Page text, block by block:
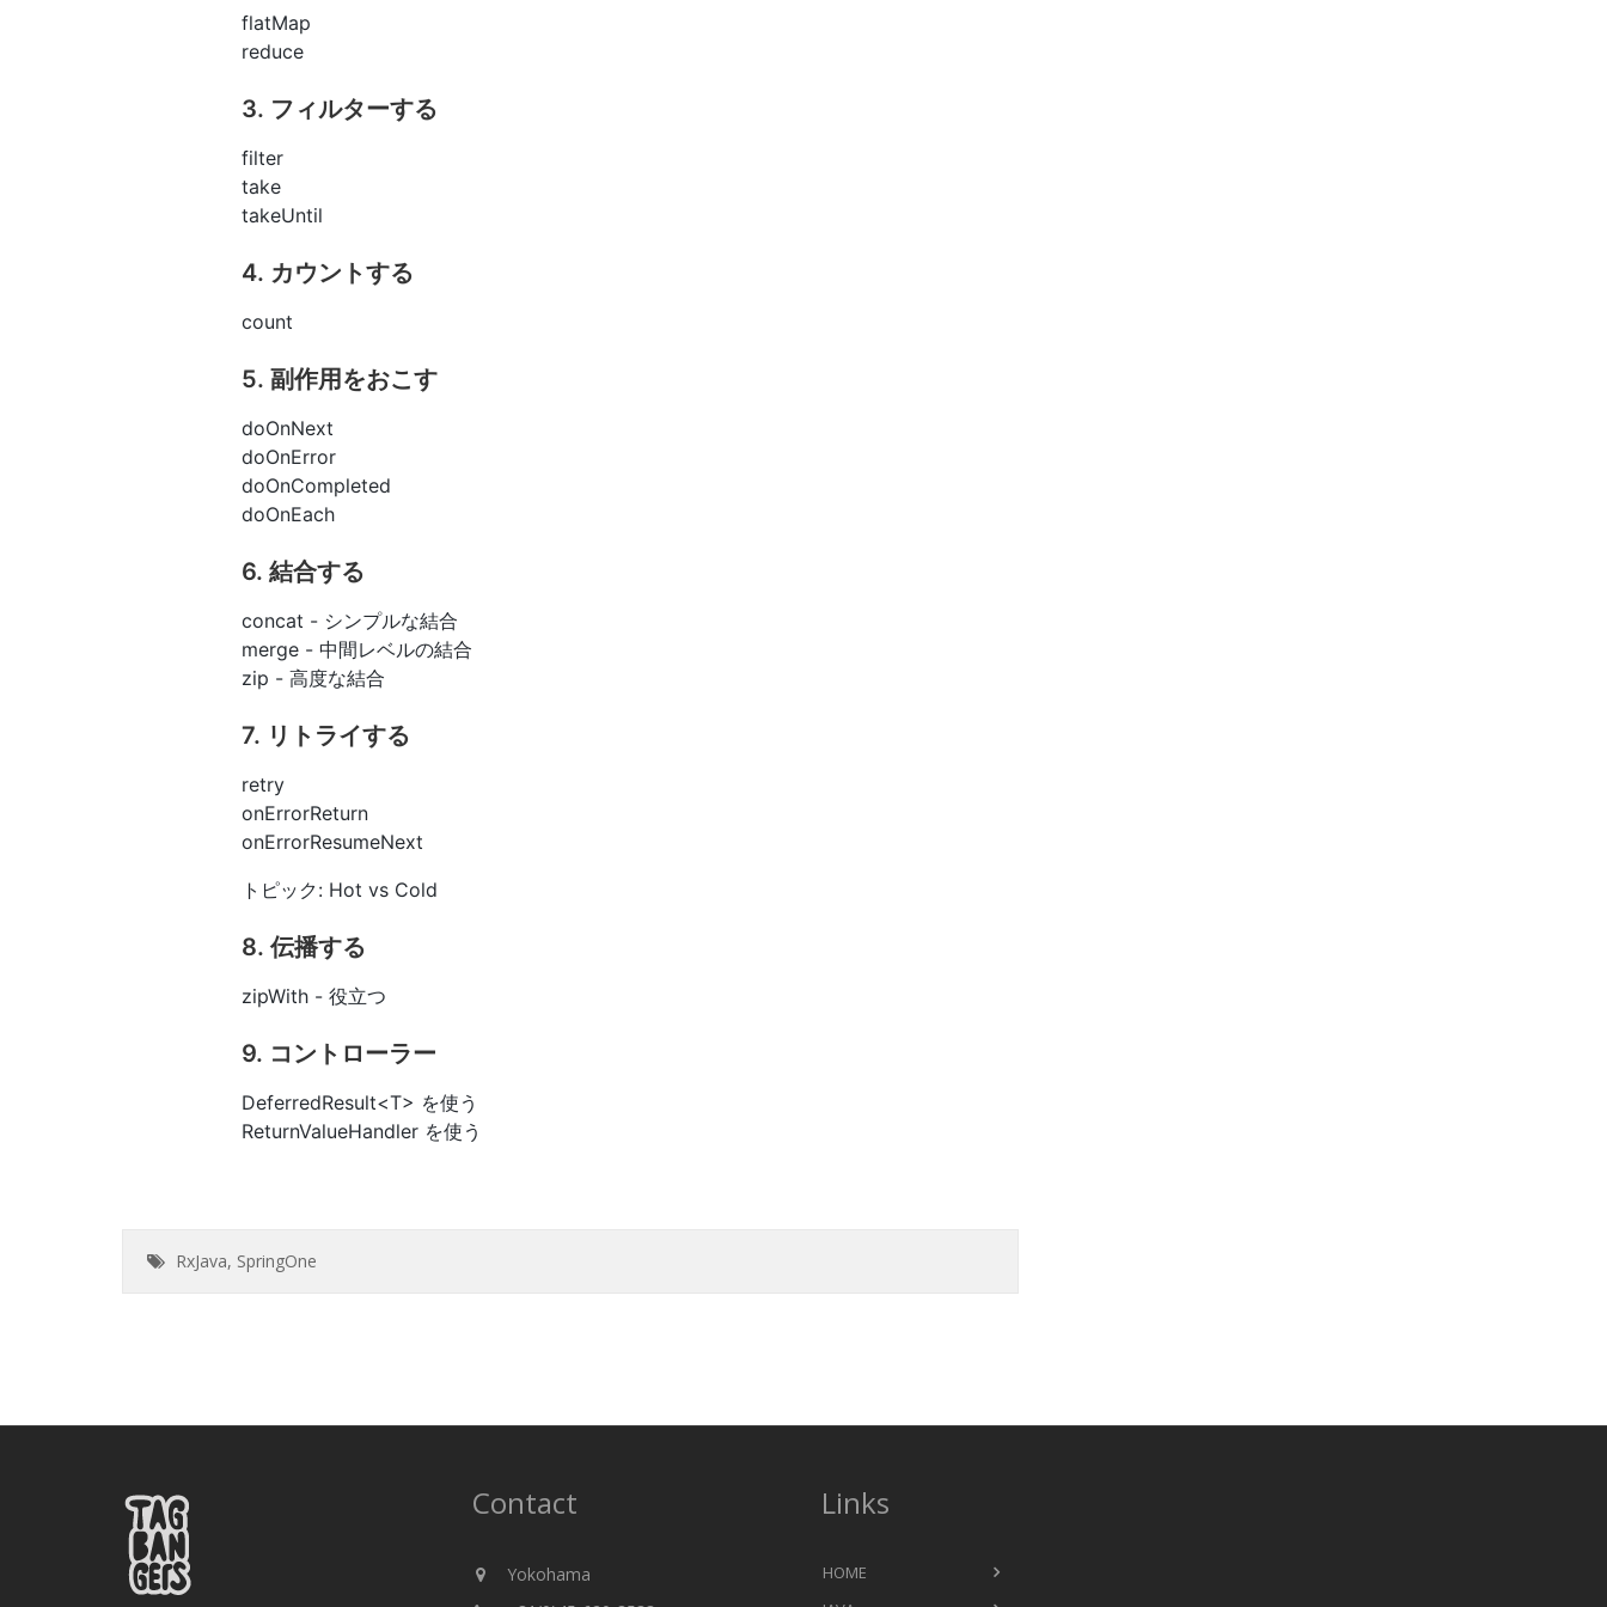
flatMap
reduce
3. フィルターする
filter
take
takeUntil
4. カウントする
count
5. 副作用をおこす
doOnNext
doOnError
doOnCompleted
doOnEach
6. 結合する
concat - シンプルな結合
merge - 中間レベルの結合
zip - 高度な結合
7. リトライする
retry
onErrorReturn
onErrorResumeNext
トピック: Hot vs Cold
8. 伝播する
zipWith - 役立つ
9. コントローラー
DeferredResult<T> を使う
ReturnValueHandler を使う
RxJava, SpringOne
Contact
Yokohama
Links
HOME